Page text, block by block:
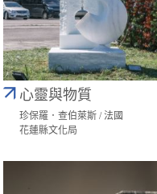
心靈與物質
珍保羅．查伯萊斯 / 法國
花蓮縣文化局